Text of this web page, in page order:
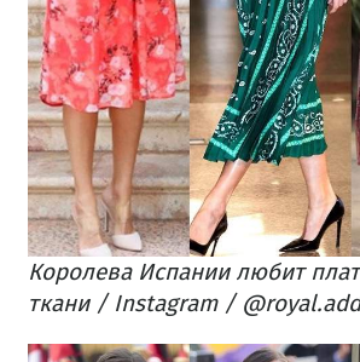
Королева Испании любит
ткани / Instagram /